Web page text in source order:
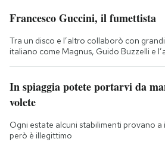
Francesco Guccini, il fumettista
Tra un disco e l’altro collaborò con
italiano come Magnus, Guido Buzzelli e
In spiaggia potete portarvi da
volete
Ogni estate alcuni stabilimenti provano
però è illegittimo